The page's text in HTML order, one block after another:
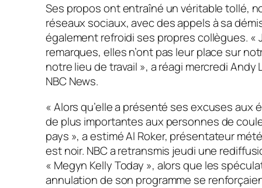
Ses propos ont entraîné un véritable tollé,
réseaux sociaux, avec des appels à sa
également refroidi ses propres collègues. «
remarques, elles n’ont pas leur place sur
notre lieu de travail », a réagi mercredi Andy
NBC News.
« Alors qu’elle a présenté ses excuses aux
de plus importantes aux personnes de
pays », a estimé Al Roker, présentateur
est noir. NBC a retransmis jeudi une
« Megyn Kelly Today », alors que les
annulation de son programme se